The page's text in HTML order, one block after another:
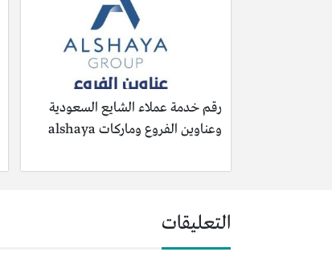
رقم خدمة عملاء الشايع السعودية
وعناوين الفروع وماركات alshaya
التعليقات